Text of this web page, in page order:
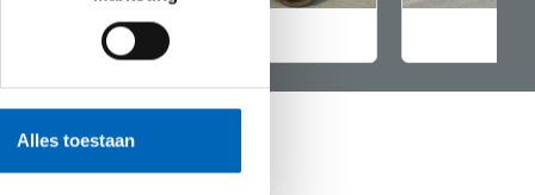
Alles toestaan
Verdichting